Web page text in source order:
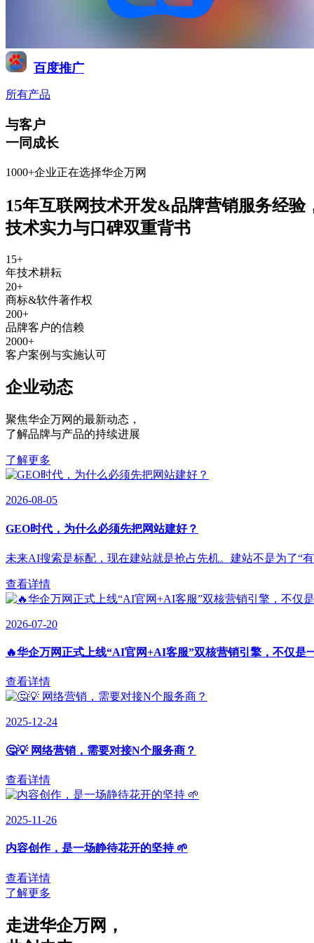
百度推广
所有产品
与客户
一同成长
1000+企业正在选择华企万网
15年互联网技术开发&品牌营销服务经验
技术实力与口碑双重背书
15+
年技术耕耘
20+
商标&软件著作权
200+
品牌客户的信赖
2000+
客户案例与实施认可
企业动态
聚焦华企万网的最新动态 ，
了解品牌与产品的持续进展
了解更多
2026-08-05
GEO时代，为什么必须先把网站建好？
未来AI搜索是标配，现在建站就是抢占先机。建站不是为了“
查看详情
2026-07-20
🔥华企万网正式上线“AI官网+AI客服”双核营销引擎，不仅是
查看详情
2025-12-24
🤔💡 网络营销，需要对接N个服务商？
查看详情
2025-11-26
内容创作，是一场静待花开的坚持 🌱
查看详情
了解更多
走进华企万网 ，